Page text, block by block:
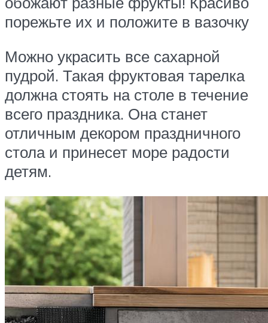
порежьте их и положите в вазочку
Можно украсить все сахарной
пудрой. Такая фруктовая тарелка
должна стоять на столе в течение
всего праздника. Она станет
отличным декором праздничного
стола и принесет море радости
детям.